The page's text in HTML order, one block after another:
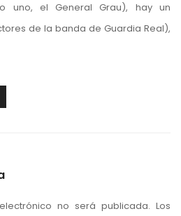
uno, el General Grau), hay un
de la banda de Guardia Real),
no será publicada. Los